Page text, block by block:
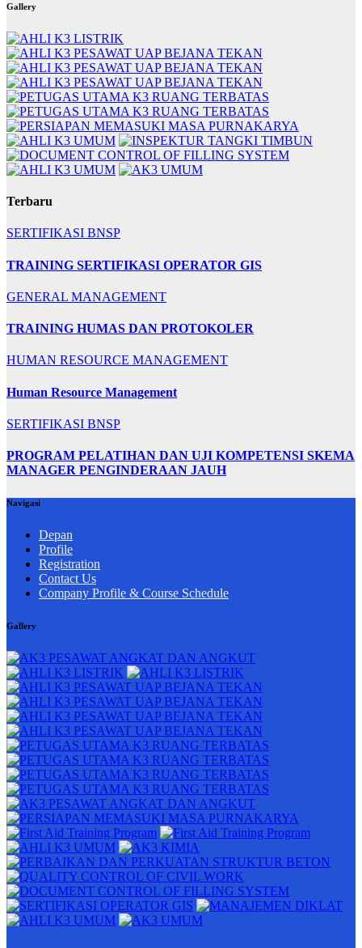
Gallery
Terbaru
SERTIFIKASI BNSP
TRAINING SERTIFIKASI OPERATOR GIS
GENERAL MANAGEMENT
TRAINING HUMAS DAN PROTOKOLER
HUMAN RESOURCE MANAGEMENT
Human Resource Management
SERTIFIKASI BNSP
PROGRAM PELATIHAN DAN UJI KOMPETENSI SKEMA
MANAGER PENGINDERAAN JAUH
Navigasi
Depan
Profile
Registration
Contact Us
Company Profile & Course Schedule
Gallery